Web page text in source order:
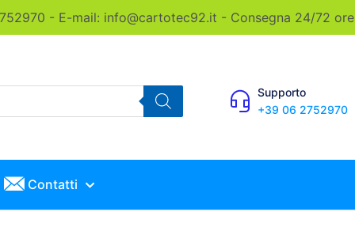
- E-mail: info@cartotec92.it - Consegna 24/72 ore
Supporto
+39 06 2752970
Contatti